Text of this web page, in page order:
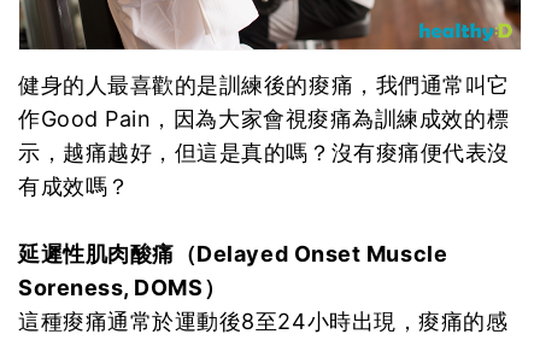
健身的人最喜歡的是訓練後的痠痛，我們通常叫它
作Good Pain，因為大家會視痠痛為訓練成效的標
示，越痛越好，但這是真的嗎？沒有痠痛便代表沒
有成效嗎？
延遲性肌肉酸痛（Delayed Onset Muscle
Soreness, DOMS）
這種痠痛通常於運動後8至24小時出現，痠痛的感